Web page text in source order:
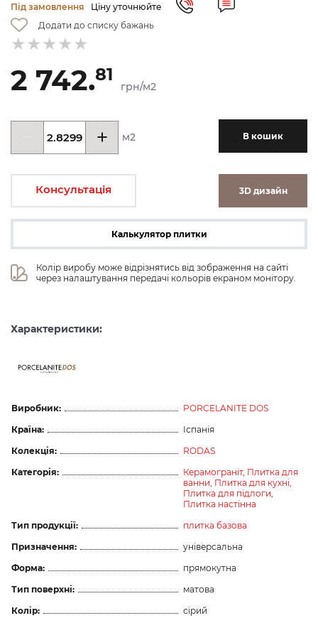
Під замовлення
Ціну уточнюйте
Додати до списку бажань
2 742.81
грн/м2
м2 В кошик
Консультація 3D дизайн
Калькулятор плитки
Колір виробу може відрізнятись від зображення на сайті
через налаштування передачі кольорів екраном монітору.
Характеристики:
ceramicas
Виробник:
PORCELANITE DOS
Країна:
Іспанія
Колекція:
RODAS
Категорія:
Керамограніт, Плитка для
ванни, Плитка для кухні,
Плитка для підлоги,
Плитка настінна
Тип продукції:
плитка базова
Призначення:
універсальна
Форма:
прямокутна
Тип поверхні:
матова
Колір:
сірий